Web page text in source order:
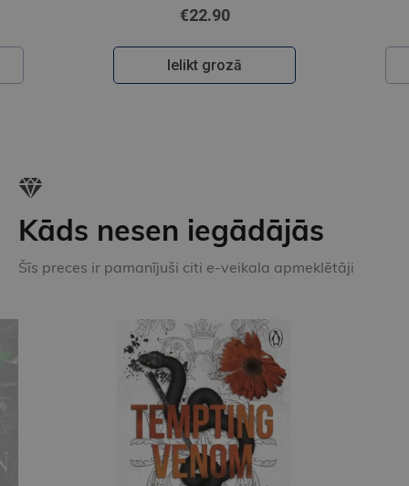
€22.90
Ielikt grozā
Kāds nesen iegādājās
Šīs preces ir pamanījuši citi e-veikala apmeklētāji